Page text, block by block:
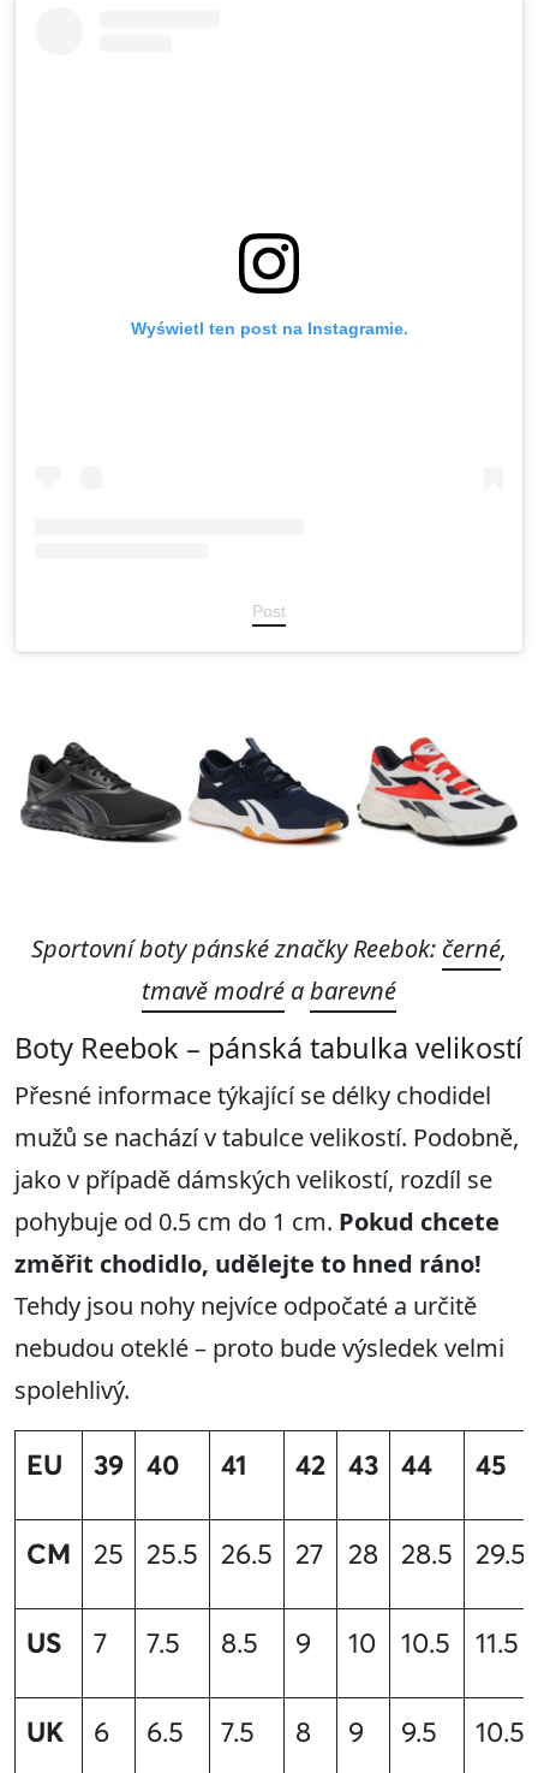
Wyświetl ten post na Instagramie.
Post
Sportovní boty pánské značky Reebok: černé,
tmavě modré abarevné
Boty Reebok – pánská tabulka velikostí
Přesné informace týkající se délky chodidel
mužů se nachází v tabulce velikostí. Podobně,
jako v případě dámských velikostí, rozdíl se
pohybuje od 0.5 cm do 1 cm. Pokud chcete
změřit chodidlo, udělejte to hned ráno!
Tehdy jsou nohy nejvíce odpočaté a určitě
nebudou oteklé – proto bude výsledek velmi
spolehlivý.
EU 39 40 41 42 43 44 45
CM 25 25.5 26.5 27 28 28.5 29.5
US 7 7.5 8.5 9 10 10.5 11.5
UK 6 6.5 7.5 8 9 9.5 10.5